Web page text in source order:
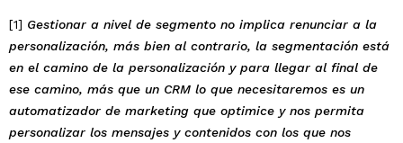
[1] Gestionar a nivel de segmento no implica renunciar a la
personalización, más bien al contrario, la segmentación está
en el camino de la personalización y para llegar al final de
ese camino, más que un CRM lo que necesitaremos es un
automatizador de marketing que optimice y nos permita
personalizar los mensajes y contenidos con los que nos